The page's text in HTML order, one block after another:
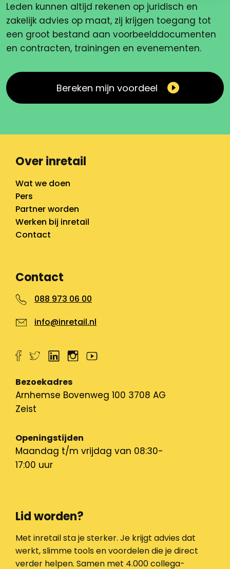
Leden kunnen altijd rekenen op juridisch en
zakelijk advies op maat, zij krijgen toegang tot
een groot bestand aan voorbeelddocumenten
en contracten, trainingen en evenementen.
Bereken mijn voordeel
Over inretail
Wat we doen
Pers
Partner worden
Werken bij inretail
Contact
Contact
088 973 06 00
info@inretail.nl
Bezoekadres
Arnhemse Bovenweg 100 3708 AG
Zeist
Openingstijden
Maandag t/m vrijdag van 08:30-
17:00 uur
Lid worden?
Met inretail sta je sterker. Je krijgt advies dat
werkt, slimme tools en voordelen die je direct
verder helpen. Samen met 4.000 collega-